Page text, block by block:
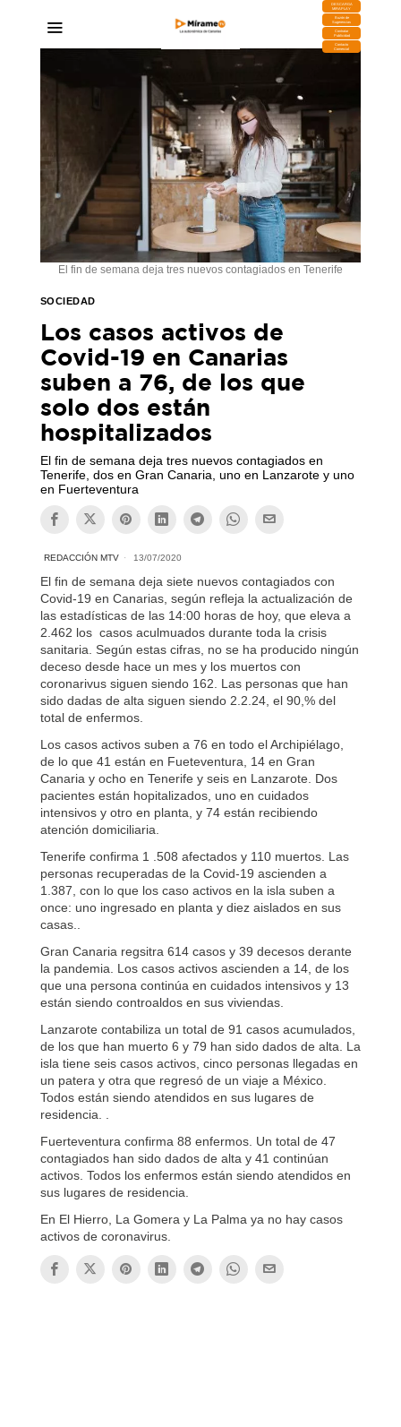
DESCARGA
MIRAPLAY
Buzón de
Sugerencias
Contratar
Publicidad
Contacto
Comercial
El fin de semana deja tres nuevos contagiados en Tenerife
SOCIEDAD
Los casos activos de
Covid-19 en Canarias
suben a 76, de los que
solo dos están
hospitalizados
El fin de semana deja tres nuevos contagiados en
Tenerife, dos en Gran Canaria, uno en Lanzarote y uno
en Fuerteventura
REDACCIÓN MTV 13/07/2020
El fin de semana deja siete nuevos contagiados con
Covid-19 en Canarias, según refleja la actualización de
las estadísticas de las 14:00 horas de hoy, que eleva a
2.462 los casos aculmuados durante toda la crisis
sanitaria. Según estas cifras, no se ha producido ningún
deceso desde hace un mes y los muertos con
coronarivus siguen siendo 162. Las personas que han
sido dadas de alta siguen siendo 2.2.24, el 90,% del
total de enfermos.
Los casos activos suben a 76 en todo el Archipiélago,
de lo que 41 están en Fueteventura, 14 en Gran
Canaria y ocho en Tenerife y seis en Lanzarote. Dos
pacientes están hopitalizados, uno en cuidados
intensivos y otro en planta, y 74 están recibiendo
atención domiciliaria.
Tenerife confirma 1 .508 afectados y 110 muertos. Las
personas recuperadas de la Covid-19 ascienden a
1.387, con lo que los caso activos en la isla suben a
once: uno ingresado en planta y diez aislados en sus
casas..
Gran Canaria regsitra 614 casos y 39 decesos derante
la pandemia. Los casos activos ascienden a 14, de los
que una persona continúa en cuidados intensivos y 13
están siendo controaldos en sus viviendas.
Lanzarote contabiliza un total de 91 casos acumulados,
de los que han muerto 6 y 79 han sido dados de alta. La
isla tiene seis casos activos, cinco personas llegadas en
un patera y otra que regresó de un viaje a México.
Todos están siendo atendidos en sus lugares de
residencia. .
Fuerteventura confirma 88 enfermos. Un total de 47
contagiados han sido dados de alta y 41 continúan
activos. Todos los enfermos están siendo atendidos en
sus lugares de residencia.
En El Hierro, La Gomera y La Palma ya no hay casos
activos de coronavirus.